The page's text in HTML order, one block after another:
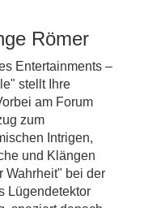
Römer
Entertainments –
stellt Ihre
am Forum
zum
Intrigen,
und Klängen
Wahrheit" bei der
Lügendetektor